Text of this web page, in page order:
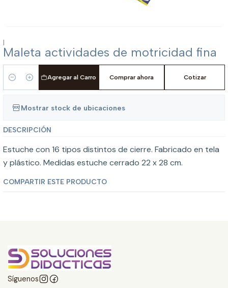
|
Maleta actividades de motricidad fina
Cantidad
Agregar al Carro Comprar ahora Cotizar
Mostrar stock de ubicaciones
DESCRIPCIÓN
Estuche con 16 tipos distintos de cierre. Fabricado en tela
y plástico. Medidas estuche cerrado 22 x 28 cm.
COMPARTIR ESTE PRODUCTO
Síguenos